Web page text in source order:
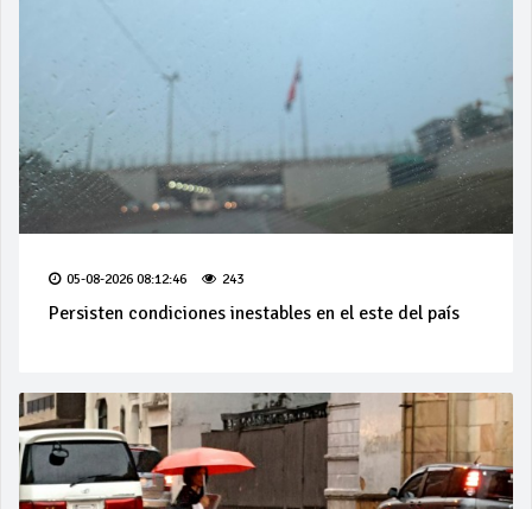
05-08-2026 08:12:46 243
Persisten condiciones inestables en el este del país